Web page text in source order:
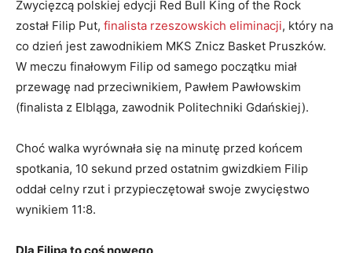
Zwycięzcą polskiej edycji Red Bull King of the Rock
został Filip Put, finalista rzeszowskich eliminacji, który na
co dzień jest zawodnikiem MKS Znicz Basket Pruszków.
W meczu finałowym Filip od samego początku miał
przewagę nad przeciwnikiem, Pawłem Pawłowskim
(finalista z Elbląga, zawodnik Politechniki Gdańskiej).
Choć walka wyrównała się na minutę przed końcem
spotkania, 10 sekund przed ostatnim gwizdkiem Filip
oddał celny rzut i przypieczętował swoje zwycięstwo
wynikiem 11:8.